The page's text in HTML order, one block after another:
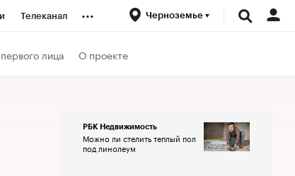
Телеканал ... Черноземье
лица О проекте
РБК Недвижимость
Можно ли стелить теплый пол
под линолеум